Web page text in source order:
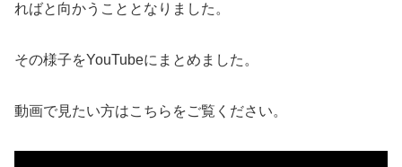
ればと向かうこととなりました。
その様子をYouTubeにまとめました。
動画で見たい方はこちらをご覧ください。